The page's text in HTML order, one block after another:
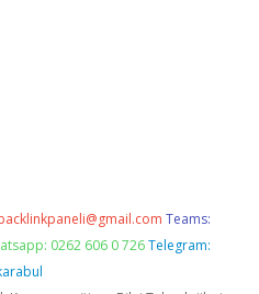
Teams:
0262 606 0 726 Telegram: